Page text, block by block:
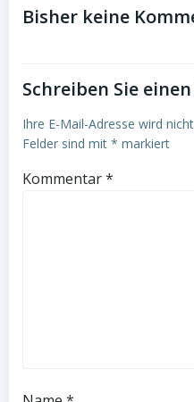
navigation
Bisher keine
Schreiben Sie
Ihre E-Mail-Adresse wird
Felder sind mit * markiert
Kommentar*